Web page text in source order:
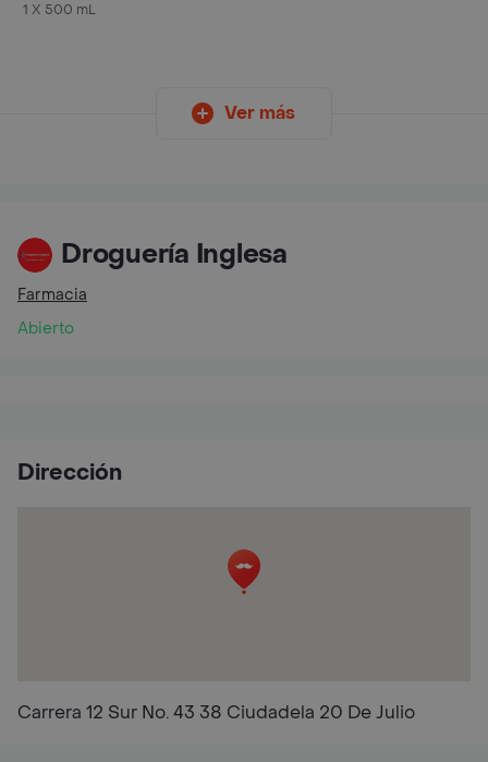
Frasco 500 mL
1 X 500 mL
Ver más
Droguería Inglesa
Farmacia
Abierto
Dirección
Carrera 12 Sur No. 43 38 Ciudadela 20 De Julio